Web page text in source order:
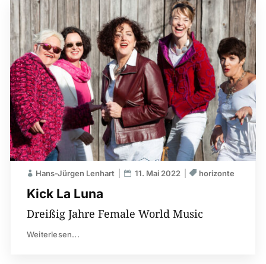
Kick La Luna
Hans-Jürgen Lenhart 11. Mai 2022 horizonte
Dreißig Jahre Female World Music
Weiterlesen...